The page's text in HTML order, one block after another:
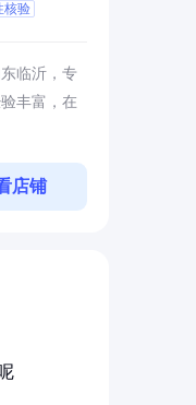
核验
临沂，专
丰富，在
店铺